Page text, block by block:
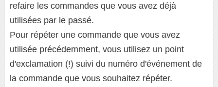
refaire les commandes que vous avez déjà
utilisées par le passé.
Pour répéter une commande que vous avez
utilisée précédemment, vous utilisez un point
d'exclamation (!) suivi du numéro d'événement de
la commande que vous souhaitez répéter.